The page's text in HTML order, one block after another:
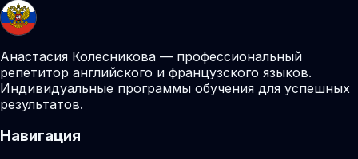
Анастасия Колесникова — профессиональный
репетитор английского и французского языков.
Индивидуальные программы обучения для успешных
результатов.
Навигация